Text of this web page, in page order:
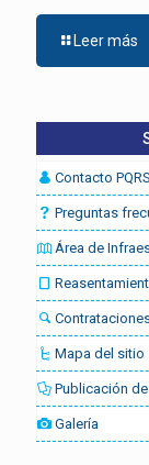
Leer más
Contacto
Preguntas
Área de
Mapa del sitio
Publicación
Galería